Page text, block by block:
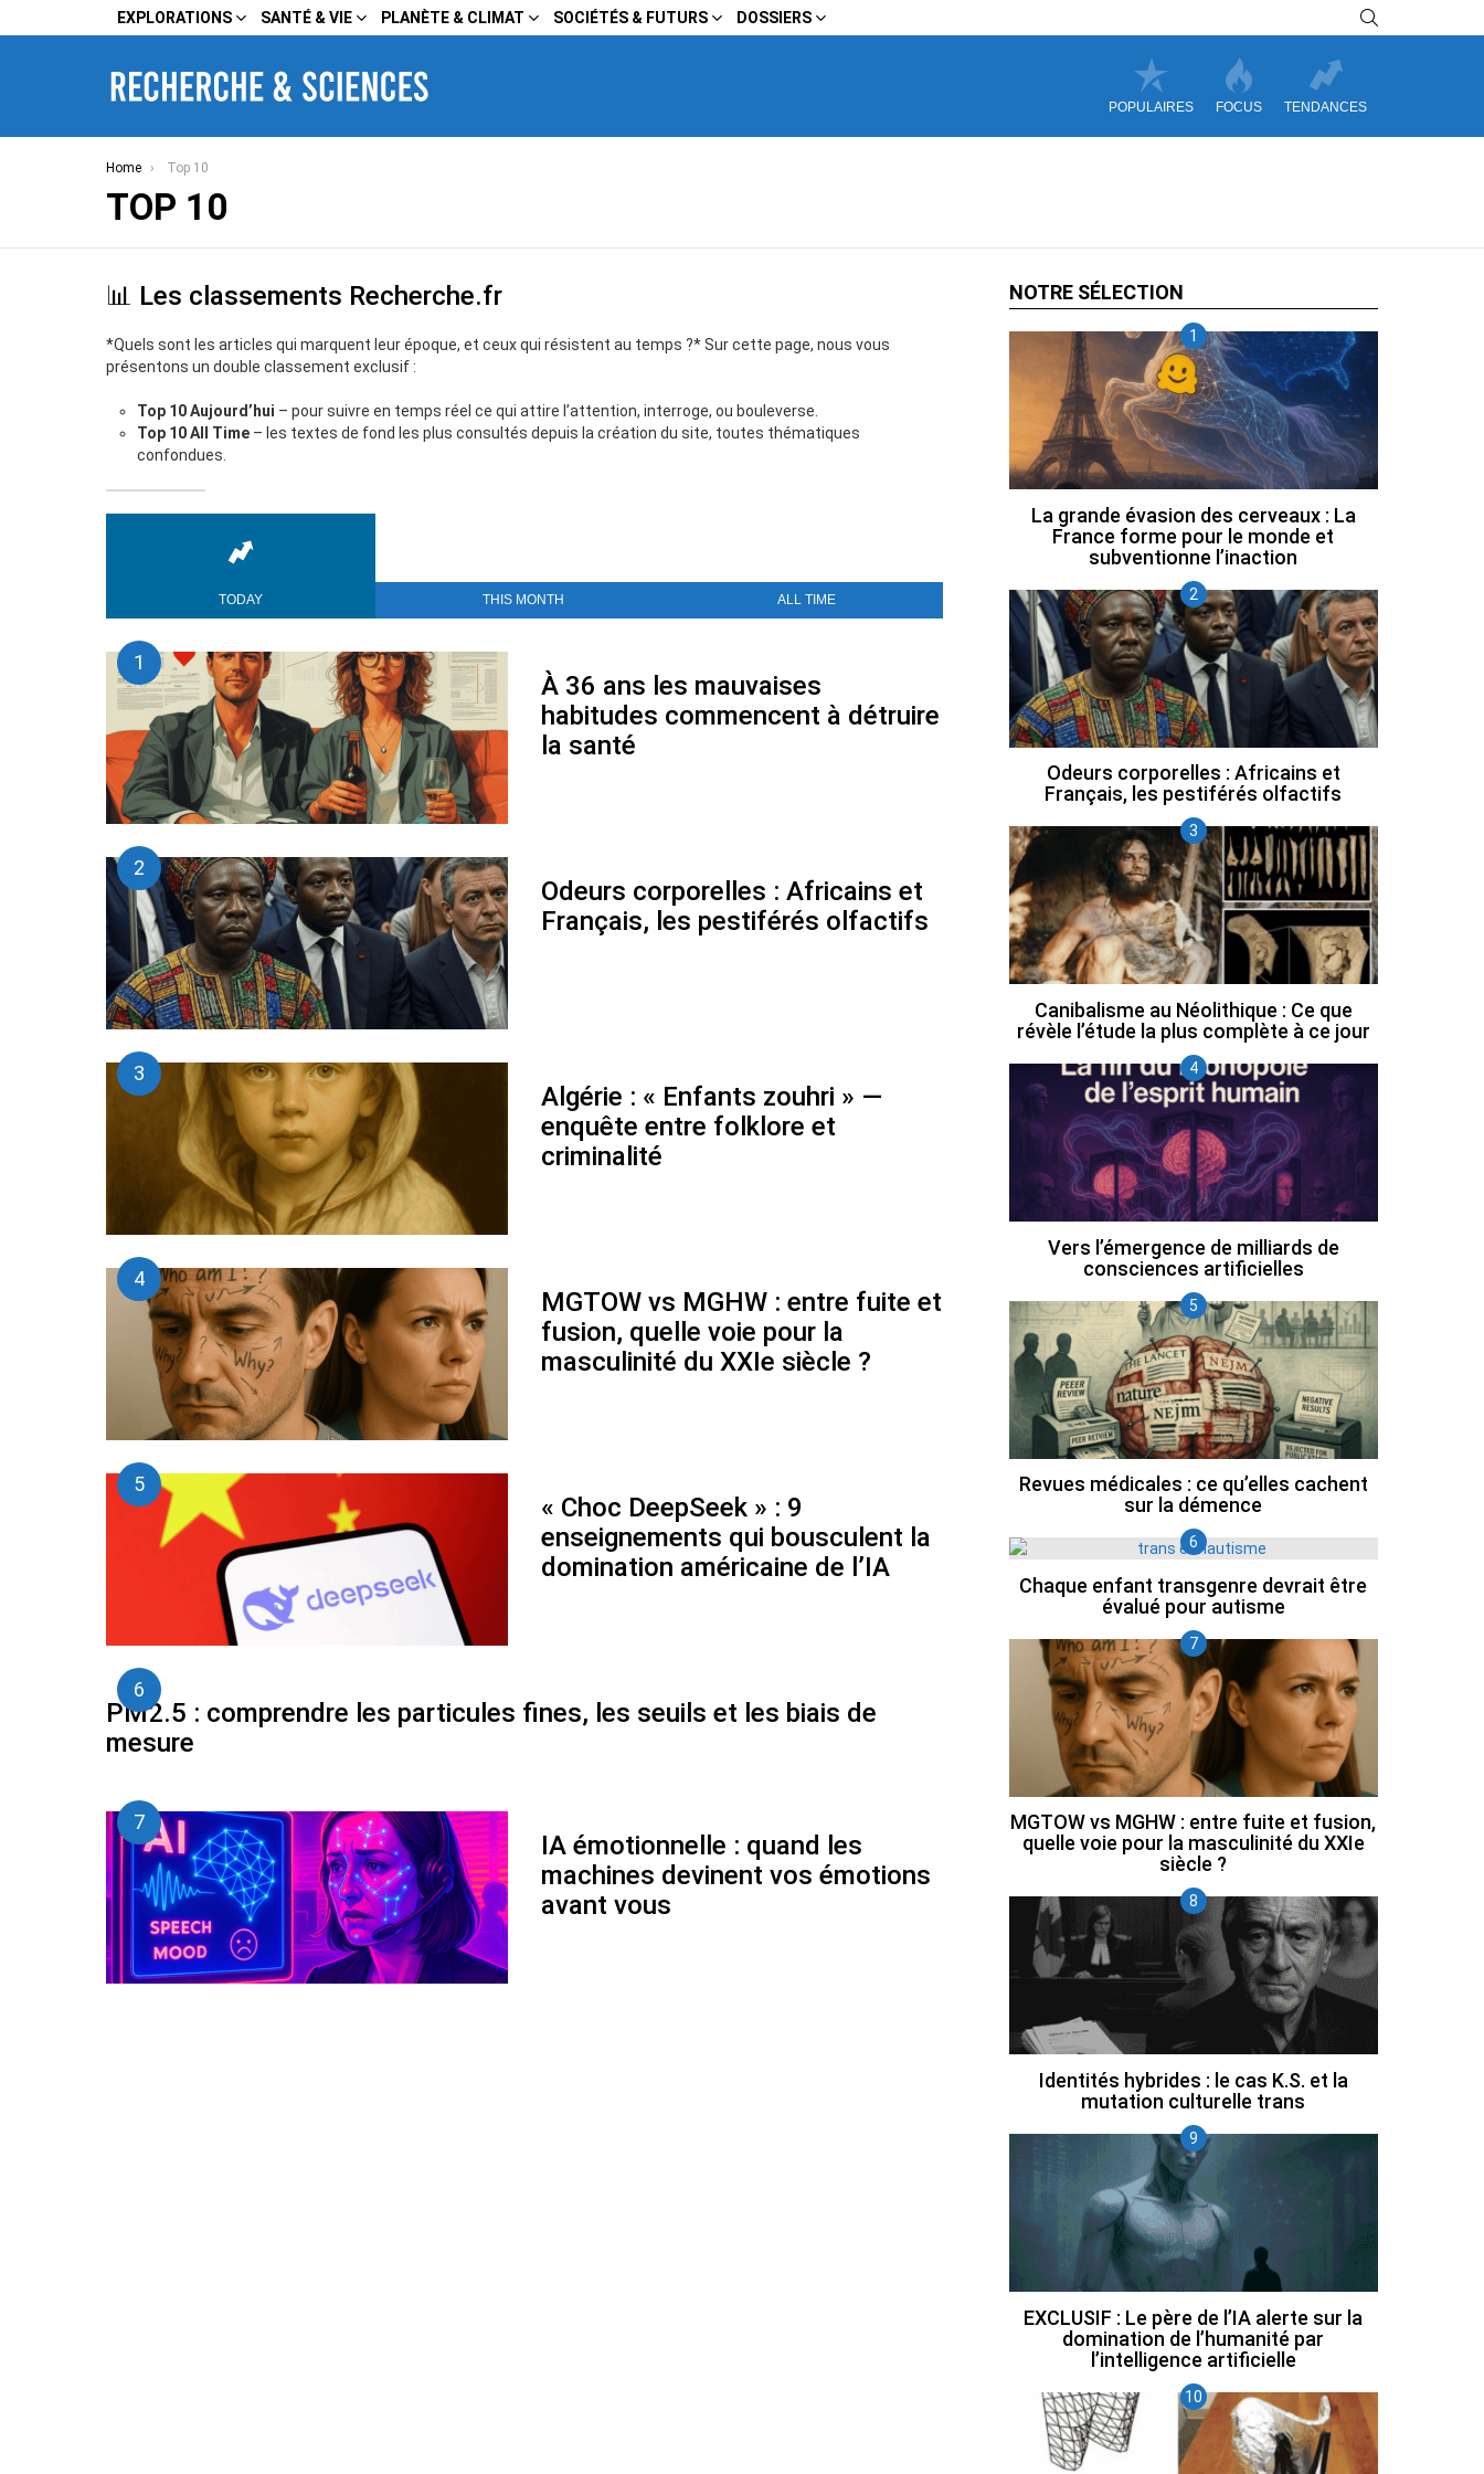
EXPLORATIONS SANTÉ & VIE PLANÈTE & CLIMAT SOCIÉTÉS & FUTURS DOSSIERS
POPULAIRES FOCUS TENDANCES
You are here:
Home Top 10
TOP 10
📊 Les classements Recherche.fr
*Quels sont les articles qui marquent leur époque, et ceux qui résistent au temps ?* Sur cette page, nous vous
présentons un double classement exclusif :
Top 10 Aujourd’hui – pour suivre en temps réel ce qui attire l’attention, interroge, ou bouleverse.
Top 10 All Time – les textes de fond les plus consultés depuis la création du site, toutes thématiques
confondues.
TODAY THIS MONTH ALL TIME
À 36 ans les mauvaises
habitudes commencent à détruire
la santé
Odeurs corporelles : Africains et
Français, les pestiférés olfactifs
Algérie : « Enfants zouhri » —
enquête entre folklore et
criminalité
MGTOW vs MGHW : entre fuite et
fusion, quelle voie pour la
masculinité du XXIe siècle ?
« Choc DeepSeek » : 9
enseignements qui bousculent la
domination américaine de l’IA
PM2.5 : comprendre les particules fines, les seuils et les biais de
mesure
IA émotionnelle : quand les
machines devinent vos émotions
avant vous
NOTRE SÉLECTION
La grande évasion des cerveaux : La
France forme pour le monde et
subventionne l’inaction
Odeurs corporelles : Africains et
Français, les pestiférés olfactifs
Canibalisme au Néolithique : Ce que
révèle l’étude la plus complète à ce jour
Vers l’émergence de milliards de
consciences artificielles
Revues médicales : ce qu’elles cachent
sur la démence
Chaque enfant transgenre devrait être
évalué pour autisme
MGTOW vs MGHW : entre fuite et fusion,
quelle voie pour la masculinité du XXIe
siècle ?
Identités hybrides : le cas K.S. et la
mutation culturelle trans
EXCLUSIF : Le père de l’IA alerte sur la
domination de l’humanité par
l’intelligence artificielle